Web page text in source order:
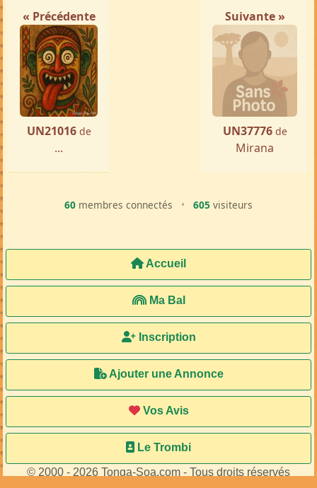
« Précédente
UN21016 de
...
Suivante »
UN37776 de
Mirana
60 membres connectés • 605 visiteurs
Accueil
Ma Bal
Inscription
Ajouter une Annonce
Vos Avis
Le Trombi
© 2000 - 2026 Tonga-Soa.com - Tous droits réservés